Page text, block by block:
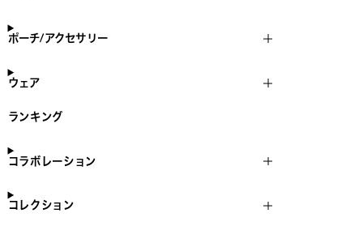
ポーチ/アクセサリー
ウェア
ランキング
コラボレーション
コレクション